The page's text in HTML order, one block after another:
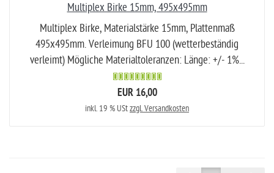
Multiplex Birke 15mm, 495x495mm
Multiplex Birke, Materialstärke 15mm, Plattenmaß
495x495mm. Verleimung BFU 100 (wetterbeständig
verleimt) Mögliche Materialtoleranzen: Länge: +/- 1%...
EUR 16,00
inkl. 19 % UStzzgl. Versandkosten